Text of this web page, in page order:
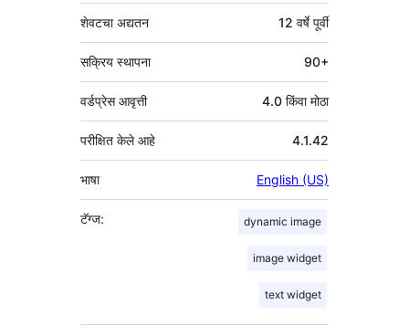
शेवटचा अद्यतन 12 वर्षेपूर्वी
सक्रिय स्थापना 90+
वर्डप्रेस आवृत्ती 4.0 किंवा मोठा
परीक्षित केले आहे 4.1.42
भाषा English (US)
टॅग्ज: dynamic image
image widget
text widget